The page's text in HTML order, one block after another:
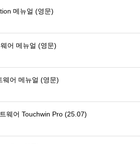
메뉴얼 (영문)
어 메뉴얼 (영문)
웨어 메뉴얼 (영문)
웨어 Touchwin Pro (25.07)